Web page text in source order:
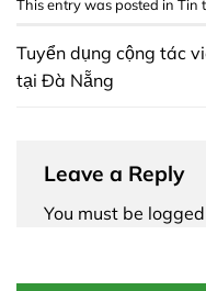
This entry was posted in Tin
Tuyển dụng cộng tác
tại Đà Nẵng
Leave a Reply
You must be